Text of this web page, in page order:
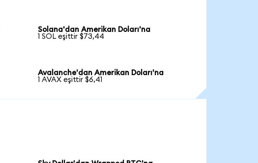
Solana'dan Amerikan Doları'na
1 SOL eşittir $73,44
Avalanche'dan Amerikan Doları'na
1 AVAX eşittir $6,41